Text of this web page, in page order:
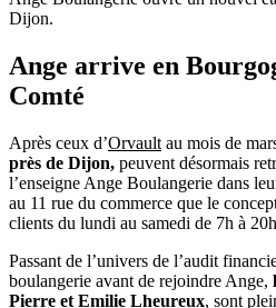
Dijon.
Ange arrive en
Comté
Après ceux d’Orvault au mois de
près de Dijon, peuvent désormais
l’enseigne Ange Boulangerie dans
au 11 rue du commerce que le
clients du lundi au samedi de 7h à
Passant de l’univers de l’audit
boulangerie avant de rejoindre Ange,
Pierre et Emilie Lheureux, sont